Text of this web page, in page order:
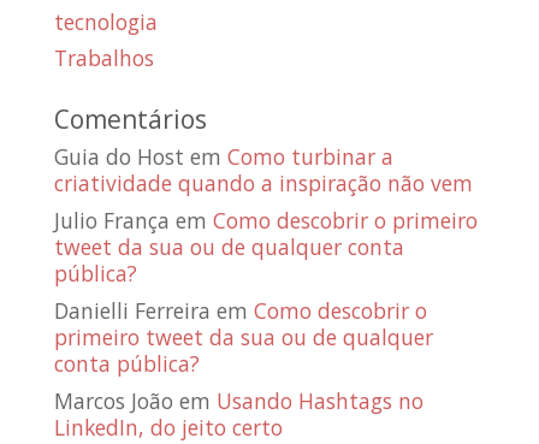
tecnologia
Trabalhos
Comentários
Guia do Host em Como turbinar a
criatividade quando a inspiração não vem
Julio França em Como descobrir o primeiro
tweet da sua ou de qualquer conta
pública?
Danielli Ferreira em Como descobrir o
primeiro tweet da sua ou de qualquer
conta pública?
Marcos João em Usando Hashtags no
LinkedIn, do jeito certo